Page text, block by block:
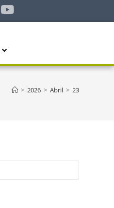
> 2026 > Abril > 23